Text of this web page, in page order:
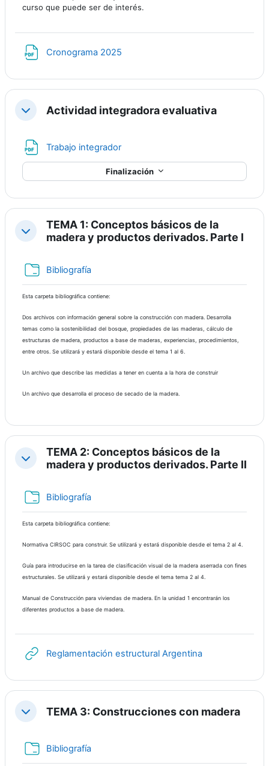
curso que puede ser de interés.
Cronograma 2025
ContraerActividad integradora evaluativa
Trabajo integrador
Finalización
Contraer
TEMA 1: Conceptos básicos de la
madera y productos derivados. Parte I
BibliografíaCarpeta
Esta carpeta bibliográfica contiene:
Dos archivos con información general sobre la construcción con madera. Desarrolla
temas como la sostenibilidad del bosque, propiedades de las maderas, cálculo de
estructuras de madera, productos a base de maderas, experiencias, procedimientos,
entre otros. Se utilizará y estará disponible desde el tema 1 al 6.
Un archivo que describe las medidas a tener en cuenta a la hora de construir
Un archivo que desarrolla el proceso de secado de la madera.
Contraer
TEMA 2: Conceptos básicos de la
madera y productos derivados. Parte II
BibliografíaCarpeta
Esta carpeta bibliográfica contiene:
Normativa CIRSOC para construir. Se utilizará y estará disponible desde el tema 2 al 4.
Guía para introducirse en la tarea de clasificación visual de la madera aserrada con fines
estructurales. Se utilizará y estará disponible desde el tema tema 2 al 4.
Manual de Construcción para viviendas de madera. En la unidad 1 encontrarán los
diferentes productos a base de madera.
Reglamentación estructural ArgentinaURL
ContraerTEMA 3: Construcciones con madera
BibliografíaCarpeta